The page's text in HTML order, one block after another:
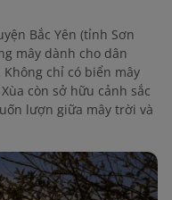
Bắc Yên (tỉnh Sơn
mây dành cho dân
chỉ có biển mây
còn sở hữu cảnh sắc
lượn giữa mây trời và